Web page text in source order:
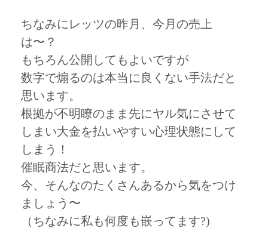
ちなみにレッツの昨月、今月の売上
は〜？
もちろん公開してもよいですが
数字で煽るのは本当に良くない手法だと
思います。
根拠が不明瞭のまま先にヤル気にさせて
しまい大金を払いやすい心理状態にして
しまう！
催眠商法だと思います。
今、そんなのたくさんあるから気をつけ
ましょう〜
（ちなみに私も何度も嵌ってます?)